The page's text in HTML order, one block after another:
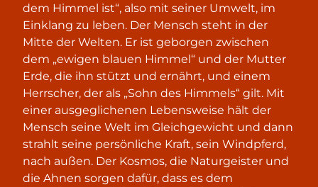
dem Himmel ist“, also mit seiner Umwelt, im
Einklang zu leben. Der Mensch steht in der
Mitte der Welten. Er ist geborgen zwischen
dem „ewigen blauen Himmel“ und der Mutter
Erde, die ihn stützt und ernährt, und einem
Herrscher, der als „Sohn des Himmels“ gilt. Mit
einer ausgeglichenen Lebensweise hält der
Mensch seine Welt im Gleichgewicht und dann
strahlt seine persönliche Kraft, sein Windpferd,
nach außen. Der Kosmos, die Naturgeister und
die Ahnen sorgen dafür, dass es dem